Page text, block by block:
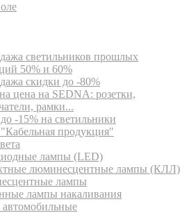
светильников прошлых
50% и 60%
скидки до -80%
цена на SEDNA: розетки,
рамки...
-15% на светильники
продукция"
лампы (LED)
люминесцентные лампы (КЛЛ)
лампы
лампы накаливания